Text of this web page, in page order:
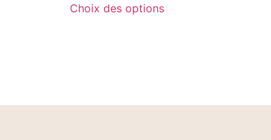
Choix des options